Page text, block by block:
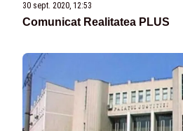
30 sept. 2020, 12:53
Comunicat Realitatea PLUS